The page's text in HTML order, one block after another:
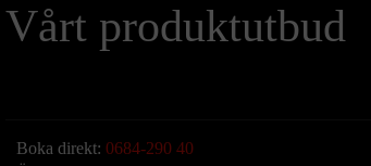
Vårt produktutbud
Boka direkt: 0684-290 40